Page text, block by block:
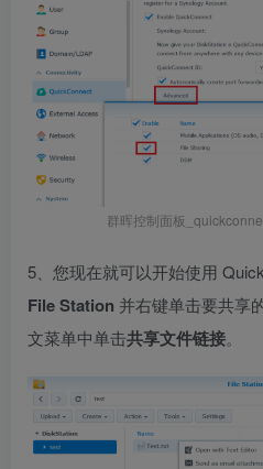
群晖控制面板
5、您现在就可以开始使用
File Station 并右键单击要共享
文菜单中单击共享文件链接。